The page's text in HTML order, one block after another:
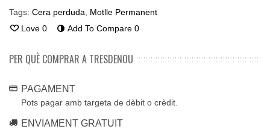
Tags: Cera perduda
Motlle Permanent
Love 0 Add To Compare 0
PER QUÈ COMPRAR A TRESDENOU
PAGAMENT
Pots pagar amb targeta de dèbit o crèdit.
ENVIAMENT GRATUIT